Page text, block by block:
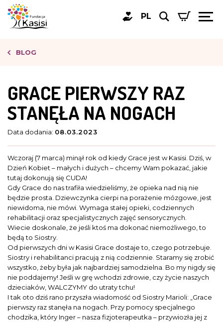
PL
BLOG
GRACE PIERWSZY RAZ
STANĘŁA NA NOGACH
Data dodania: 08.03.2023
Wczoraj (7 marca) minął rok od kiedy Grace jest w Kasisi. Dziś, w
Dzień Kobiet – małych i dużych – chcemy Wam pokazać, jakie
tutaj dokonują się CUDA!
Gdy Grace do nas trafiła wiedzieliśmy, że opieka nad nią nie
będzie prosta. Dziewczynka cierpi na porażenie mózgowe, jest
niewidoma, nie mówi. Wymaga stałej opieki, codziennych
rehabilitacji oraz specjalistycznych zajęć sensorycznych.
Wiecie doskonale, że jeśli ktoś ma dokonać niemożliwego, to
będą to Siostry.
Od pierwszych dni w Kasisi Grace dostaje to, czego potrzebuje.
Siostry i rehabilitanci pracują z nią codziennie. Staramy się zrobić
wszystko, żeby była jak najbardziej samodzielna. Bo my nigdy się
nie poddajemy! Jeśli w grę wchodzi zdrowie, czy życie naszych
dzieciaków, WALCZYMY do utraty tchu!
I tak oto dziś rano przyszła wiadomość od Siostry Marioli: „Grace
pierwszy raz stanęła na nogach. Przy pomocy specjalnego
chodzika, który Inger – nasza fizjoterapeutka – przywiozła jej z